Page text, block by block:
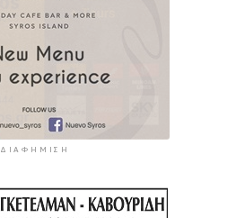
ΔΙΑΦΉΜΙΣΗ